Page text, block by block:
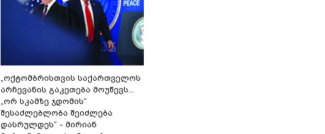
„ოქტომბრისთვის საქართველოს
არჩევანის გაკეთება მოუწევს...
„ორ სკამზე ჯდომის“
შესაძლებლობა შეიძლება
დასრულდეს“ - მირიან